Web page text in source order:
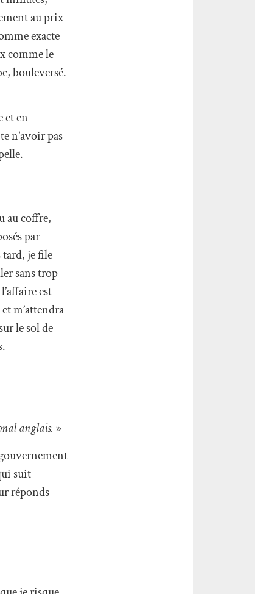
au prix
exacte
comme le
bouleversé.
et en
n’avoir pas
au coffre,
par
tard, je file
sans trop
est
m’attendra
le sol de
anglais. »
suit
réponds